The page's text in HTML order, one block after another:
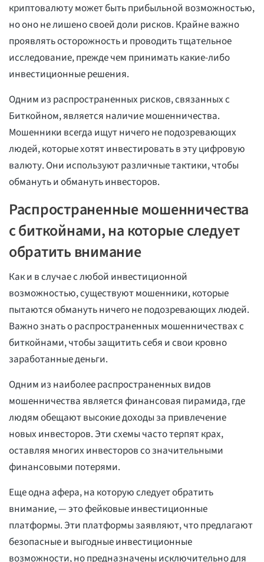
криптовалюту может быть прибыльной возможностью,
но оно не лишено своей доли рисков. Крайне важно
проявлять осторожность и проводить тщательное
исследование, прежде чем принимать какие-либо
инвестиционные решения.
Одним из распространенных рисков, связанных с
Биткойном, является наличие мошенничества.
Мошенники всегда ищут ничего не подозревающих
людей, которые хотят инвестировать в эту цифровую
валюту. Они используют различные тактики, чтобы
обмануть и обмануть инвесторов.
Распространенные мошенничества
с биткойнами, на которые следует
обратить внимание
Как и в случае с любой инвестиционной
возможностью, существуют мошенники, которые
пытаются обмануть ничего не подозревающих людей.
Важно знать о распространенных мошенничествах с
биткойнами, чтобы защитить себя и свои кровно
заработанные деньги.
Одним из наиболее распространенных видов
мошенничества является финансовая пирамида, где
людям обещают высокие доходы за привлечение
новых инвесторов. Эти схемы часто терпят крах,
оставляя многих инвесторов со значительными
финансовыми потерями.
Еще одна афера, на которую следует обратить
внимание, — это фейковые инвестиционные
платформы. Эти платформы заявляют, что предлагают
безопасные и выгодные инвестиционные
возможности, но предназначены исключительно для